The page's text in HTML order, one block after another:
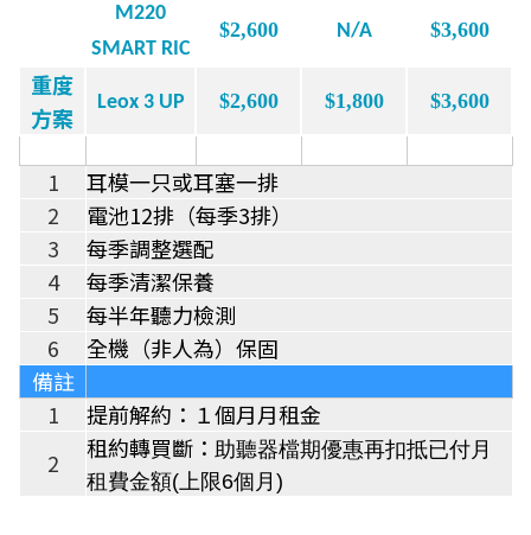
M220
SMART RIC
$2,600 N/A $3,600
重度
方案
Leox 3 UP $2,600 $1,800 $3,600
1
耳模一只或耳塞一排
2
電池12排（每季3排）
3
每季調整選配
4
每季清潔保養
5
每半年聽力檢測
6
全機（非人為）保固
備註
1
提前解約：１個月月租金
2
租約轉買斷： 助聽器檔期優惠再扣抵已付月
租費金額(上限6個月)